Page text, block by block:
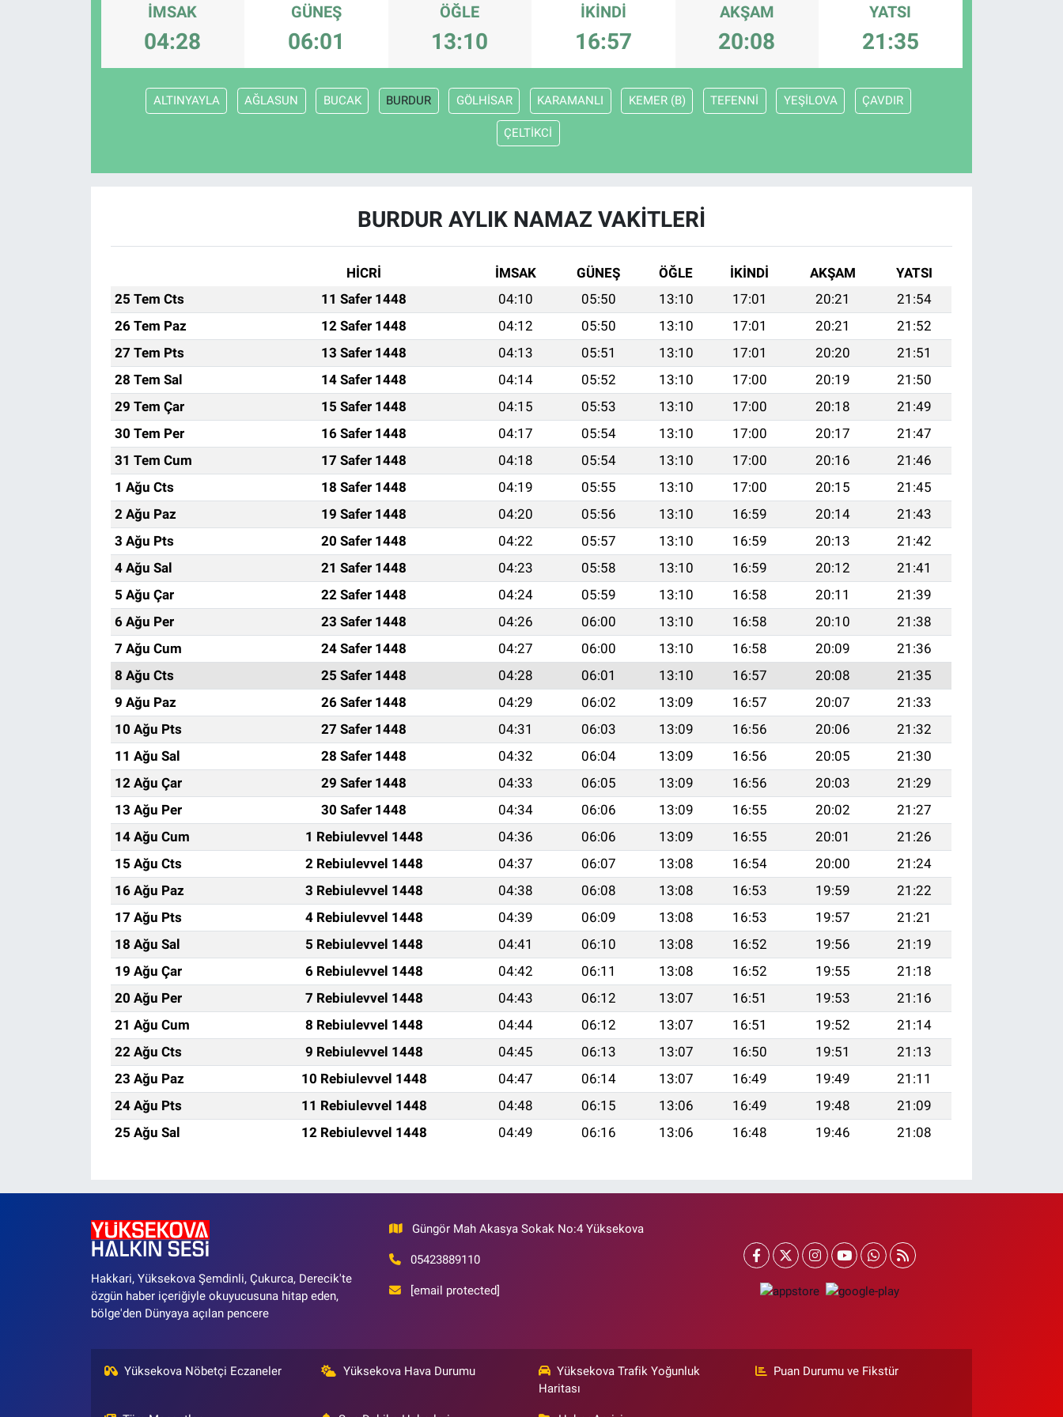
İMSAK
04:28
GÜNEŞ
06:01
ÖĞLE
13:10
İKINDI
16:57
AKŞAM
20:08
YATSI
21:35
ALTINYAYLA AĞLASUN BUCAK BURDUR GÖLHİSAR KARAMANLI KEMER (B) TEFENNİ YEŞİLOVA ÇAVDIR
ÇELTİKCİ
BURDUR AYLIK NAMAZ VAKITLERI
HİCRİ İMSAK GÜNEŞ ÖĞLE İKINDI AKŞAM
YATSI
25 Tem Cts
11 Safer 1448 04:10 05:50 13:10 17:01 20:21
21:54
26 Tem Paz
12 Safer 1448 04:12 05:50 13:10 17:01 20:21
21:52
27 Tem Pts
13 Safer 1448 04:13 05:51 13:10 17:01 20:20
21:51
28 Tem Sal
14 Safer 1448 04:14 05:52 13:10 17:00 20:19
21:50
29 Tem Çar
15 Safer 1448 04:15 05:53 13:10 17:00 20:18
21:49
30 Tem Per
16 Safer 1448 04:17 05:54 13:10 17:00 20:17
21:47
31 Tem Cum
17 Safer 1448 04:18 05:54 13:10 17:00 20:16
21:46
1 Ağu Cts
18 Safer 1448 04:19 05:55 13:10 17:00 20:15
21:45
2 Ağu Paz
19 Safer 1448 04:20 05:56 13:10 16:59 20:14
21:43
3 Ağu Pts
20 Safer 1448 04:22 05:57 13:10 16:59 20:13
21:42
4 Ağu Sal
21 Safer 1448 04:23 05:58 13:10 16:59 20:12
21:41
5 Ağu Çar
22 Safer 1448 04:24 05:59 13:10 16:58 20:11
21:39
6 Ağu Per
23 Safer 1448 04:26 06:00 13:10 16:58 20:10
21:38
7 Ağu Cum
24 Safer 1448 04:27 06:00 13:10 16:58 20:09
21:36
8 Ağu Cts
25 Safer 1448 04:28 06:01 13:10 16:57 20:08
21:35
9 Ağu Paz
26 Safer 1448 04:29 06:02 13:09 16:57 20:07
21:33
10 Ağu Pts
27 Safer 1448 04:31 06:03 13:09 16:56 20:06
21:32
11 Ağu Sal
28 Safer 1448 04:32 06:04 13:09 16:56 20:05
21:30
12 Ağu Çar
29 Safer 1448 04:33 06:05 13:09 16:56 20:03
21:29
13 Ağu Per
30 Safer 1448 04:34 06:06 13:09 16:55 20:02
21:27
14 Ağu Cum
1 Rebiulevvel 1448 04:36 06:06 13:09 16:55 20:01
21:26
15 Ağu Cts
2 Rebiulevvel 1448 04:37 06:07 13:08 16:54 20:00
21:24
16 Ağu Paz
3 Rebiulevvel 1448 04:38 06:08 13:08 16:53 19:59
21:22
17 Ağu Pts
4 Rebiulevvel 1448 04:39 06:09 13:08 16:53 19:57
21:21
18 Ağu Sal
5 Rebiulevvel 1448 04:41 06:10 13:08 16:52 19:56
21:19
19 Ağu Çar
6 Rebiulevvel 1448 04:42 06:11 13:08 16:52 19:55
21:18
20 Ağu Per
7 Rebiulevvel 1448 04:43 06:12 13:07 16:51 19:53
21:16
21 Ağu Cum
8 Rebiulevvel 1448 04:44 06:12 13:07 16:51 19:52
21:14
22 Ağu Cts
9 Rebiulevvel 1448 04:45 06:13 13:07 16:50 19:51
21:13
23 Ağu Paz
10 Rebiulevvel 1448 04:47 06:14 13:07 16:49 19:49
21:11
24 Ağu Pts
11 Rebiulevvel 1448 04:48 06:15 13:06 16:49 19:48
21:09
25 Ağu Sal
12 Rebiulevvel 1448 04:49 06:16 13:06 16:48 19:46 21:08
Hakkari, Yüksekova Şemdinli, Çukurca, Derecik'te
özgün haber içeriğiyle okuyucusuna hitap eden,
bölge'den Dünyaya açılan pencere
Güngör Mah Akasya Sokak No:4 Yüksekova
05423889110
[email protected]
Yüksekova Nöbetçi Eczaneler Yüksekova Hava Durumu
Yüksekova Trafik Yoğunluk
Haritası
Puan Durumu ve Fikstür